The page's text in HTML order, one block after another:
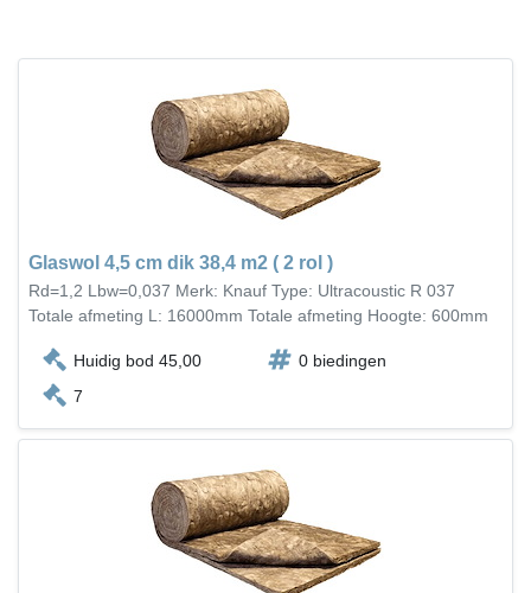
Glaswol 4,5 cm dik 38,4 m2 ( 2 rol )
Rd=1,2 Lbw=0,037 Merk: Knauf Type: Ultracoustic R 037
Totale afmeting L: 16000mm Totale afmeting Hoogte: 600mm
Huidig bod 45,00
0 biedingen
7